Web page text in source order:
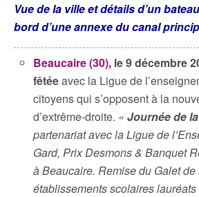
Vue de la ville et détails d’un
bord d’une annexe du canal
Beaucaire (30), le 9 décembre
fêtéeavec la Ligue de
citoyens qui s’opposent à la
d’extrême-droite. «Journée de
partenariat avec la Ligue de
Gard, Prix Desmons & Banquet
à Beaucaire. Remise du Galet
établissements scolaires